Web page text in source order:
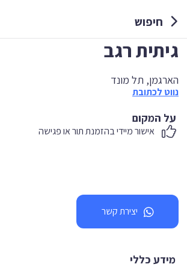
חיפוש
גיתית רגב
הארגמן, תל מונד
נווט לכתובת
על המקום
אישור מיידי בהזמנת תור או פגישה
יצירת קשר
מידע כללי